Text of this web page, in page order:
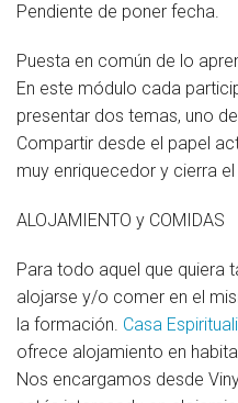
Pendiente de poner fecha.
Puesta en común de lo
En este módulo cada
presentar dos temas, uno
Compartir desde el papel
muy enriquecedor y cierra
ALOJAMIENTO y COMIDAS
Para todo aquel que quiera
alojarse y/o comer en el
la formación. Casa
ofrece alojamiento en
Nos encargamos desde